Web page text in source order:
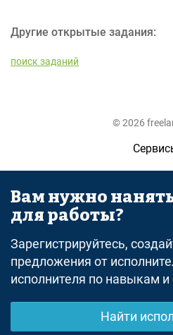
Другие открытые задания:
поиск заданий
© 2026
Поиск
Политика
Дисклеймер
Вам нужно
для работы?
Зарегистрируйтесь,
предложения от
исполнителя по навыкам
Найти